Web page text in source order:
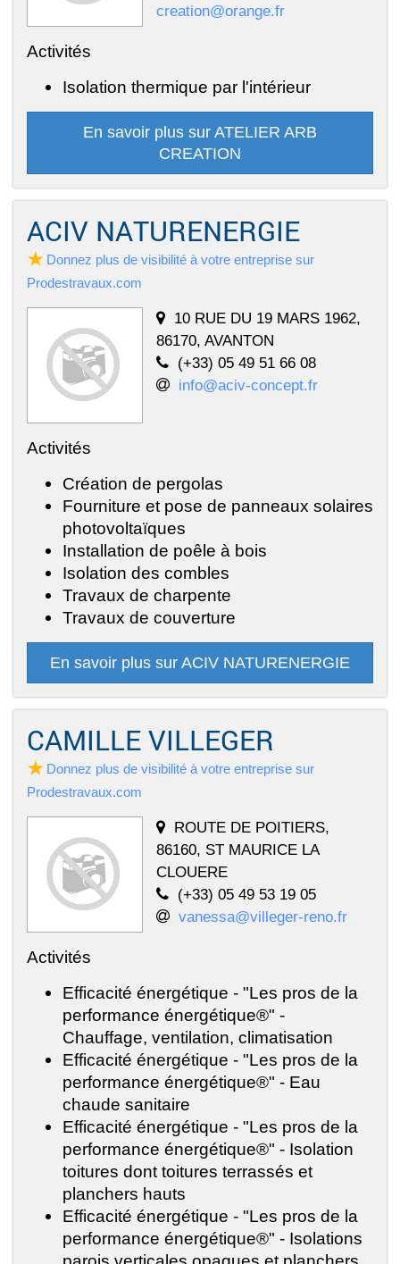
creation@orange.fr
Activités
Isolation thermique par l'intérieur
En savoir plus sur ATELIER ARB
CREATION
ACIV NATURENERGIE
Donnez plus de visibilité à votre entreprise sur
Prodestravaux.com
10 RUE DU 19 MARS 1962,
86170, AVANTON
(+33) 05 49 51 66 08
info@aciv-concept.fr
Activités
Création de pergolas
Fourniture et pose de panneaux solaires
photovoltaïques
Installation de poêle à bois
Isolation des combles
Travaux de charpente
Travaux de couverture
En savoir plus sur ACIV NATURENERGIE
CAMILLE VILLEGER
Donnez plus de visibilité à votre entreprise sur
Prodestravaux.com
ROUTE DE POITIERS,
86160, ST MAURICE LA
CLOUERE
(+33) 05 49 53 19 05
vanessa@villeger-reno.fr
Activités
Efficacité énergétique - "Les pros de la
performance énergétique®" -
Chauffage, ventilation, climatisation
Efficacité énergétique - "Les pros de la
performance énergétique®" - Eau
chaude sanitaire
Efficacité énergétique - "Les pros de la
performance énergétique®" - Isolation
toitures dont toitures terrassés et
planchers hauts
Efficacité énergétique - "Les pros de la
performance énergétique®" - Isolations